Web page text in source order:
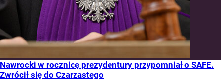
Nawrocki w rocznicę prezydentury przypomniał o SAFE.
Zwrócił się do Czarzastego